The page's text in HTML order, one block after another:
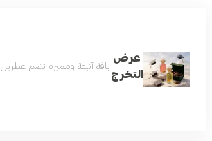
عرض
التخرج
باقة أنيقة ومميزة تضم عطرين